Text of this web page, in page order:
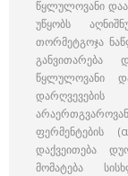
წყლულოვანი
უწყობს
თორმეტგოჯა
განვითარება
წყლულოვანი
დარღვევების
ფერმენტების
დაქვეითება
მომატება